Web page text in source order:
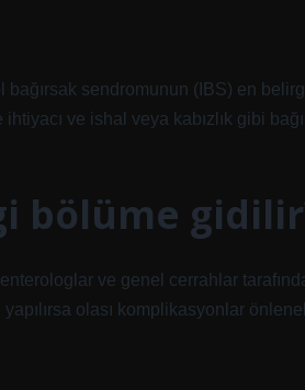
sendromunun (IBS) en
ve ishal veya kabızlık gibi
bölüme
ve genel cerrahlar
olası komplikasyonlar